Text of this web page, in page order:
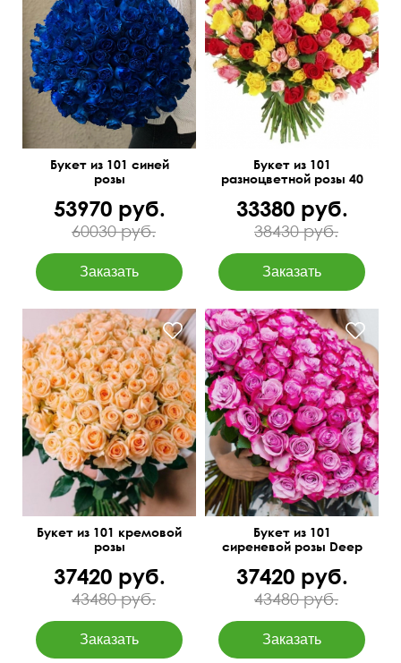
5 см 70 см
Букет из 101 синей
розы
53970 руб.
60030 руб.
35 см 45 см
Букет из 101
разноцветной розы 40
33380 руб.
38430 руб.
Нежные розы Пич
Аваланч
Букет из 101 кремовой
розы
37420 руб.
43480 руб.
Букет из 101
сиреневой розы Deep
37420 руб.
43480 руб.